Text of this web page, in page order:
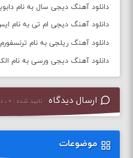
دانلود آهنگ دیجی سال به نام دابویز
دانلود آهنگ دیجی ام تی به نام
دانلود آهنگ ریلجی به نام ترنسفورم ۱۶۰ (پادکست)
دانلود آهنگ دیجی ورسی به نام الکل ۸
ارسال دیدگاه تایید شده : ۰ ، در حال بررسی : ۰ ، مجموع : ۰ نظر
موضوعات